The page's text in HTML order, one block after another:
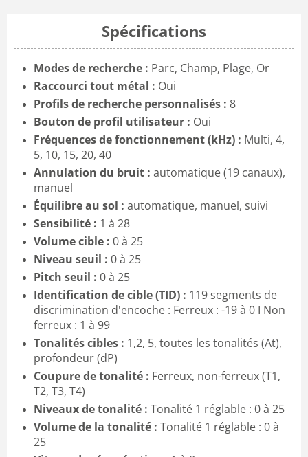
Spécifications
Modes de recherche : Parc, Champ, Plage, Or
Raccourci tout métal : Oui
Profils de recherche personnalisés : 8
Bouton de profil utilisateur : Oui
Fréquences de fonctionnement (kHz) : Multi, 4,
5, 10, 15, 20, 40
Annulation du bruit : automatique (19 canaux),
manuel
Équilibre au sol : automatique, manuel, suivi
Sensibilité : 1 à 28
Volume cible : 0 à 25
Niveau seuil : 0 à 25
Pitch seuil : 0 à 25
Identification de cible (TID) : 119 segments de
discrimination d'encoche : Ferreux : -19à 0 I Non
ferreux : 1 à 99
Tonalités cibles : 1,2, 5, toutes les tonalités (At),
profondeur (dP)
Coupure de tonalité : Ferreux, non-ferreux (T1,
T2, T3, T4)
Niveaux de tonalité : Tonalité 1 réglable : 0 à 25
Volume de la tonalité : Tonalité 1 réglable : 0 à
25